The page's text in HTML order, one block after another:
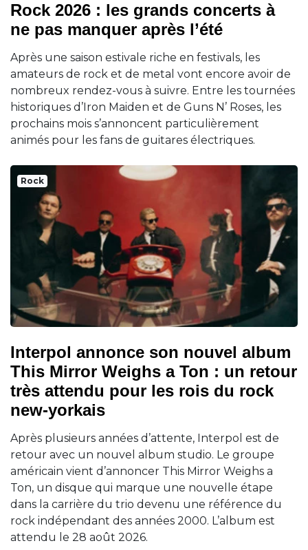
Rock 2026 : les grands concerts à
ne pas manquer après l’été
Après une saison estivale riche en festivals, les
amateurs de rock et de metal vont encore avoir de
nombreux rendez-vous à suivre. Entre les tournées
historiques d’Iron Maiden et de Guns N’ Roses, les
prochains mois s’annoncent particulièrement
animés pour les fans de guitares électriques.
Rock
Interpol annonce son nouvel album
This Mirror Weighs a Ton : un retour
très attendu pour les rois du rock
new-yorkais
Après plusieurs années d’attente, Interpol est de
retour avec un nouvel album studio. Le groupe
américain vient d’annoncer This Mirror Weighs a
Ton, un disque qui marque une nouvelle étape
dans la carrière du trio devenu une référence du
rock indépendant des années 2000. L’album est
attendu le 28 août 2026.